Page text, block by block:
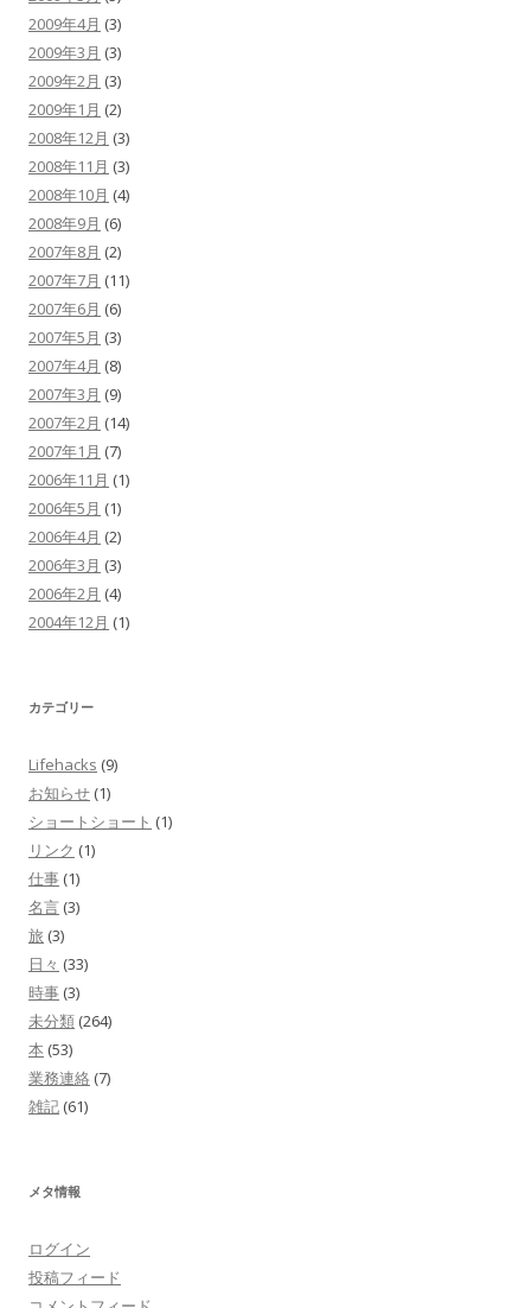
2009年4月 (3)
2009年3月 (3)
2009年2月 (3)
2009年1月 (2)
2008年12月 (3)
2008年11月 (3)
2008年10月 (4)
2008年9月 (6)
2007年8月 (2)
2007年7月 (11)
2007年6月 (6)
2007年5月 (3)
2007年4月 (8)
2007年3月 (9)
2007年2月 (14)
2007年1月 (7)
2006年11月 (1)
2006年5月 (1)
2006年4月 (2)
2006年3月 (3)
2006年2月 (4)
2004年12月 (1)
カテゴリー
Lifehacks (9)
お知らせ (1)
ショートショート (1)
リンク (1)
仕事 (1)
名言 (3)
旅 (3)
日々 (33)
時事 (3)
未分類 (264)
本 (53)
業務連絡 (7)
雑記 (61)
メタ情報
ログイン
投稿フィード